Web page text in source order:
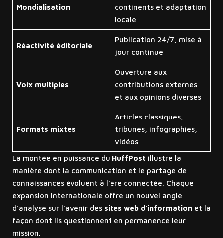
Mondialisation
continents et adaptation
locale
Réactivité éditoriale
Publication 24/7, mise à
jour continue
Voix multiples
Ouverture aux
contributions externes
et aux opinions diverses
Formats mixtes
Articles classiques,
tribunes, infographies,
vidéos
La montée en puissance du HuffPost illustre la
manière dont la communication et le partage de
connaissances évoluent à l’ère connectée. Chaque
expansion internationale offre un nouvel angle
d’analyse sur l’avenir des sites web d’informationet la
façon dont ils questionnent en permanence leur
mission.